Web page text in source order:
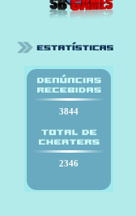
3844
2346